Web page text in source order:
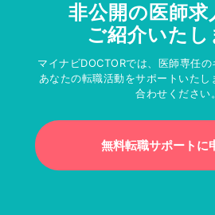
非公開の医師求
ご紹介いたし
マイナビDOCTORでは、医師専任
あなたの転職活動をサポートいたし
合わせください。
無料転職サポートに